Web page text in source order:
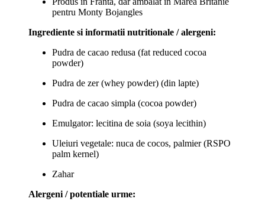
pentru Monty Bojangles
Ingrediente si informatii nutritionale / alergeni:
Pudra de cacao redusa (fat reduced cocoa
powder)
Pudra de zer (whey powder) (din lapte)
Pudra de cacao simpla (cocoa powder)
Emulgator: lecitina de soia (soya lecithin)
Uleiuri vegetale: nuca de cocos, palmier (RSPO
palm kernel)
Zahar
Alergeni / potentiale urme: